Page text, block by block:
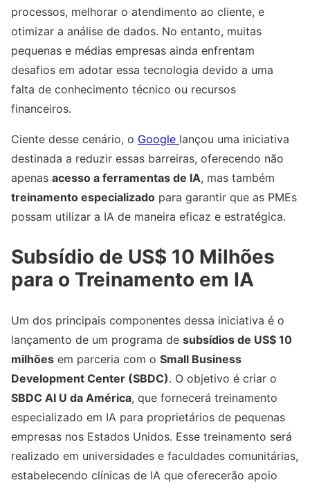
processos, melhorar o atendimento ao cliente, e
otimizar a análise de dados. No entanto, muitas
pequenas e médias empresas ainda enfrentam
desafios em adotar essa tecnologia devido a uma
falta de conhecimento técnico ou recursos
financeiros.
Ciente desse cenário, o Google lançou uma iniciativa
destinada a reduzir essas barreiras, oferecendo não
apenas acesso a ferramentas de IA, mas também
treinamento especializado para garantir que as PMEs
possam utilizar a IA de maneira eficaz e estratégica.
Subsídio de US$ 10 Milhões
para o Treinamento em IA
Um dos principais componentes dessa iniciativa é o
lançamento de um programa de subsídios de US$ 10
milhões em parceria com o Small Business
Development Center (SBDC). O objetivo é criar o
SBDC AI U da América, que fornecerá treinamento
especializado em IA para proprietários de pequenas
empresas nos Estados Unidos. Esse treinamento será
realizado em universidades e faculdades comunitárias,
estabelecendo clínicas de IA que oferecerão apoio